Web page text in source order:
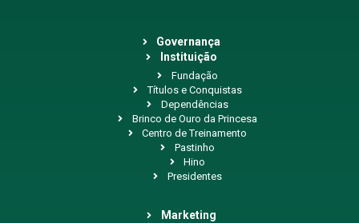
Governança
Instituição
Fundação
Títulos e Conquistas
Dependências
Brinco de Ouro da Princesa
Centro de Treinamento
Pastinho
Hino
Presidentes
Marketing